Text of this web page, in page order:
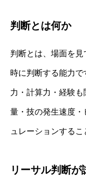
判断とは何か
判断とは、場面を
時に判断する能力
力・計算力・経験
量・技の発生速度・
ュレーションするこ
リーサル判断が